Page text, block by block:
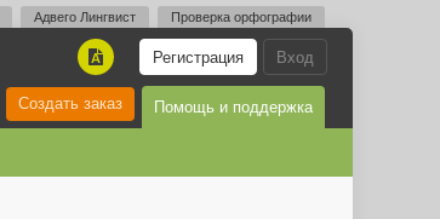
Адвего Лингвист Проверка орфографии
Вход
Регистрация
A
Помощь и поддержка
Создать заказ